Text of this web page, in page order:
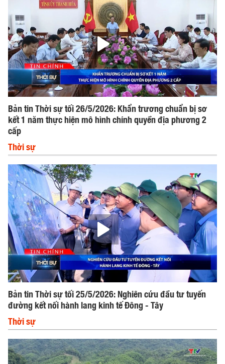
Bản tin Thời sự tối 26/5/2026: Khẩn trương chuẩn bị sơ
kết 1 năm thực hiện mô hình chính quyền địa phương 2
cấp
Thời sự
Bản tin Thời sự tối 25/5/2026: Nghiên cứu đầu tư tuyến
đường kết nối hành lang kinh tế Đông - Tây
Thời sự